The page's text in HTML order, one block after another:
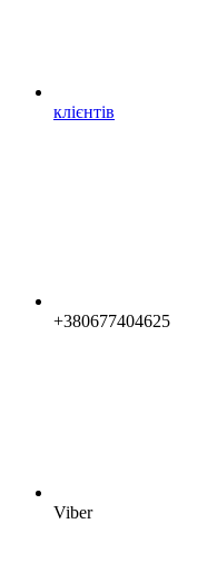
клієнтів
+380677404625
Viber